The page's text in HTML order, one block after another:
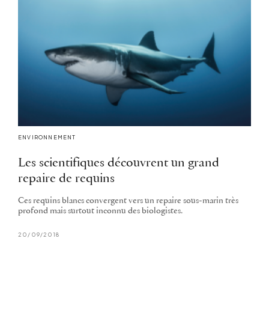
ENVIRONNEMENT
Les scientifiques découvrent un grand
repaire de requins
Ces requins blancs convergent vers un repaire sous-marin très
profond mais surtout inconnu des biologistes.
20/09/2018